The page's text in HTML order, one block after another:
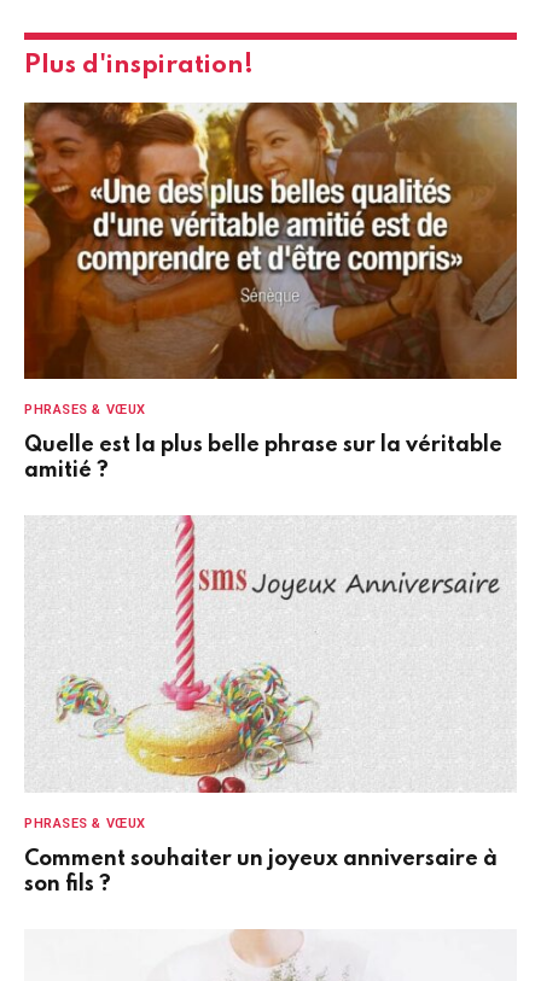
Plus d'inspiration!
PHRASES & VŒUX
Quelle est la plus belle phrase sur la véritable
amitié ?
PHRASES & VŒUX
Comment souhaiter un joyeux anniversaire à
son fils ?